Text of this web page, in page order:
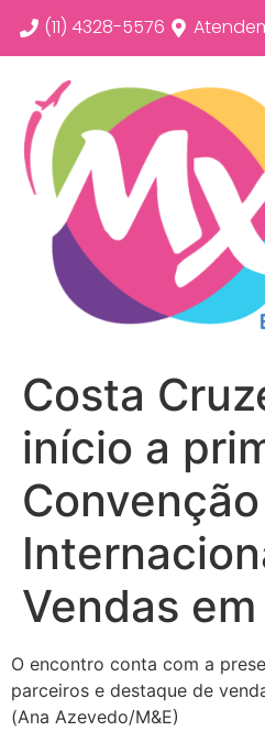
(11) 4328-5576
Costa
início a
Convenção
Vendas
O encontro conta com a
parceiros e destaque de
(Ana Azevedo/M&E)